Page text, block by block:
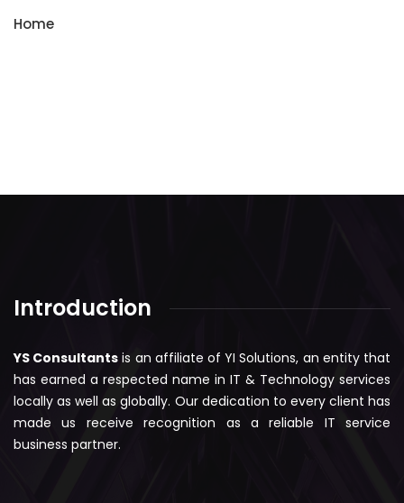
Home
Introduction
YS Consultants is an affiliate of YI Solutions, an entity that
has earned a respected name in IT & Technology services
locally as well as globally. Our dedication to every client has
made us receive recognition as a reliable IT service
business partner.